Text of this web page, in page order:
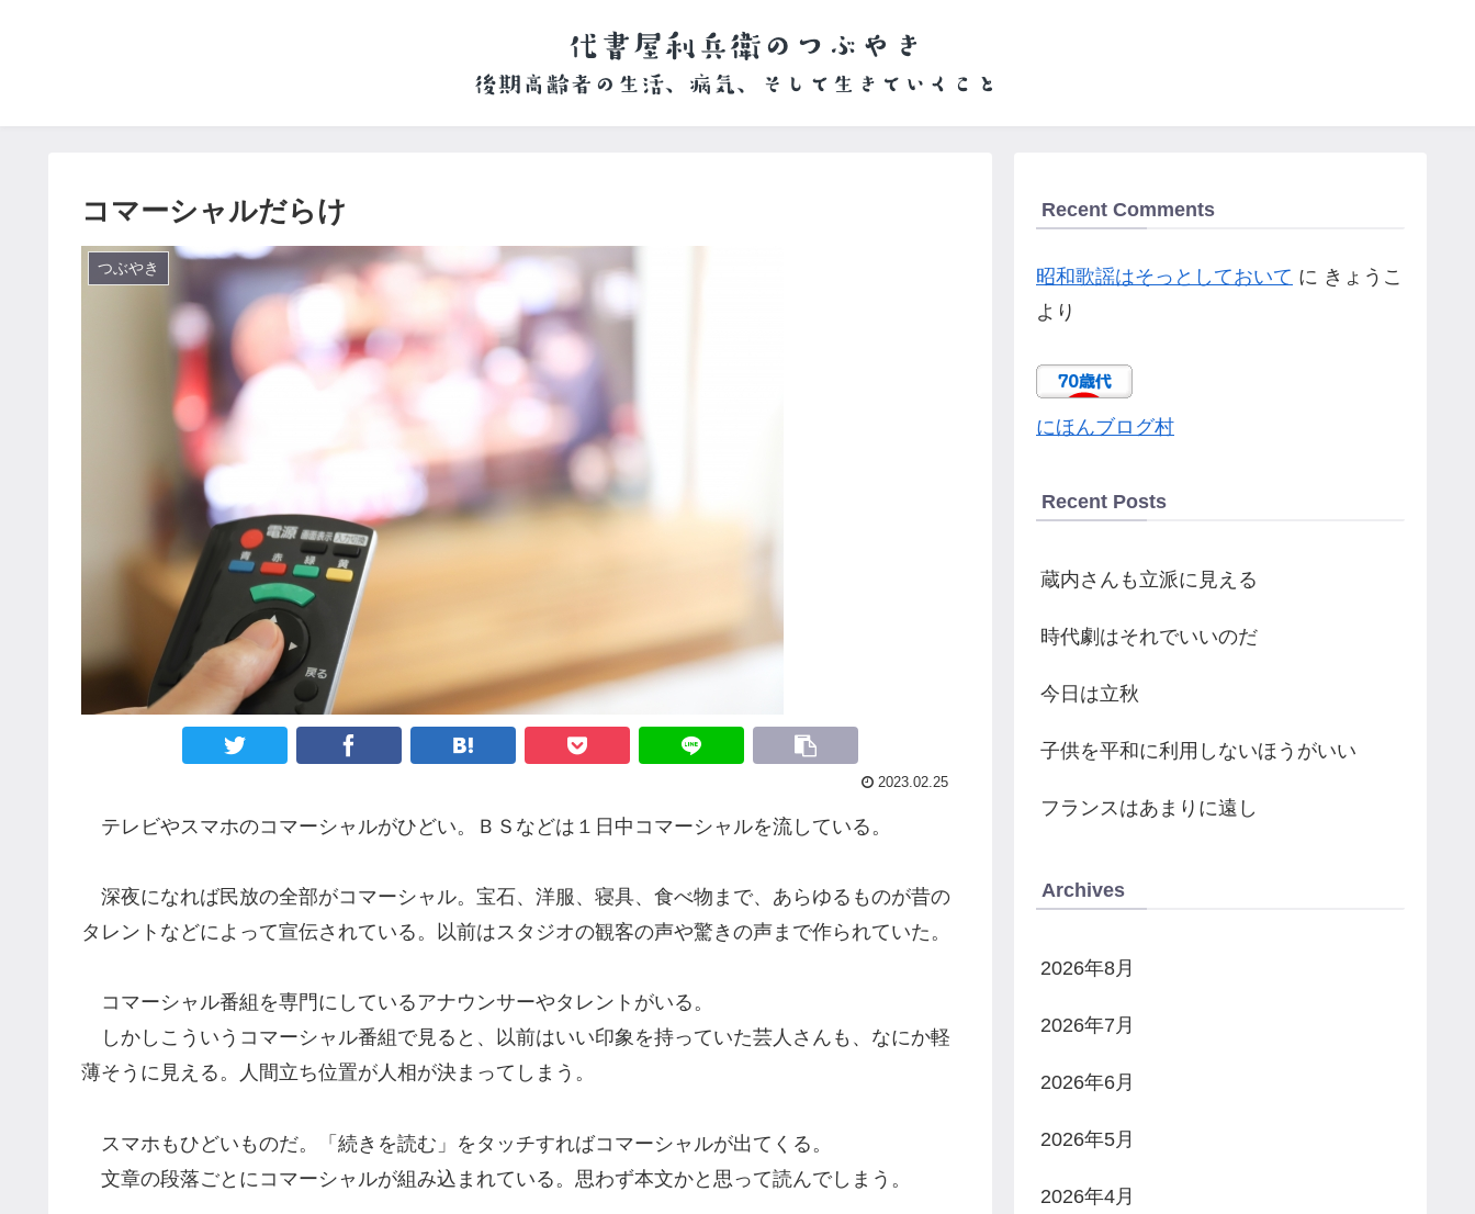
コマーシャルだらけ
つぶやき
2023.02.25
テレビやスマホのコマーシャルがひどい。ＢＳなどは１日中コマーシャルを流している。
深夜になれば民放の全部がコマーシャル。宝石、洋服、寝具、食べ物まで、あらゆるものが昔の
タレントなどによって宣伝されている。以前はスタジオの観客の声や驚きの声まで作られていた。
コマーシャル番組を専門にしているアナウンサーやタレントがいる。
しかしこういうコマーシャル番組で見ると、以前はいい印象を持っていた芸人さんも、なにか軽
薄そうに見える。人間立ち位置が人相が決まってしまう。
スマホもひどいものだ。「続きを読む」をタッチすればコマーシャルが出てくる。
文章の段落ごとにコマーシャルが組み込まれている。思わず本文かと思って読んでしまう。
Recent Comments
昭和歌謡はそっとしておいて に きょうこ
より
にほんブログ村
Recent Posts
蔵内さんも立派に見える
時代劇はそれでいいのだ
今日は立秋
子供を平和に利用しないほうがいい
フランスはあまりに遠し
Archives
2026年8月
2026年7月
2026年6月
2026年5月
2026年4月